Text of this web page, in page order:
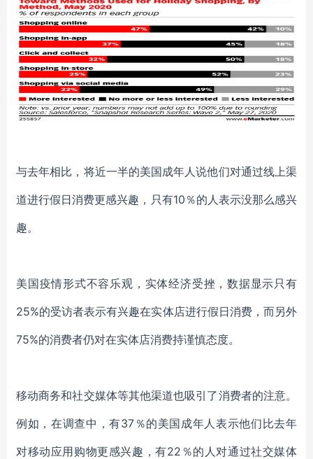
与去年相比，将近一半的美国成年人说他们对通过线上渠
道进行假日消费更感兴趣 ， 只有10％的人表示没那么感兴
趣。
美国疫情形式不容乐观，实体经济受挫，数据显示只有
25%的受访者表示有兴趣在实体店进行假日消费，而另外
75%的消费者仍对在实体店消费持谨慎态度。
移动商务和社交媒体等其他渠道也吸引了消费者的注意。
例如，在调查中，有37％的美国成年人表示他们比去年
对移动应用购物更感兴趣，有22％的人对通过社交媒体